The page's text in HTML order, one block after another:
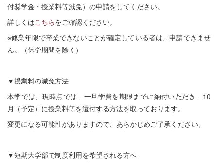
付奨学金・授業料等減免）の申請をしてください。
詳しくはこちらをご確認ください。
※修業年限で卒業できないことが確定している者は、申請できませ
ん。（休学期間を除く）
▼授業料の減免方法
本学では、現時点では、一旦学費を期限までに納付いただき、10
月（予定）に授業料等を還付する方法を取っております。
変更になる可能性がありますので、あらかじめご了承ください。
▼短期大学部で制度利用を希望される方へ